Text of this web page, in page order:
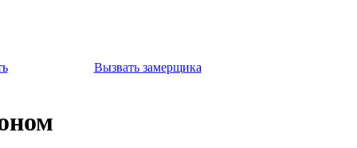
Вызвать замерщика